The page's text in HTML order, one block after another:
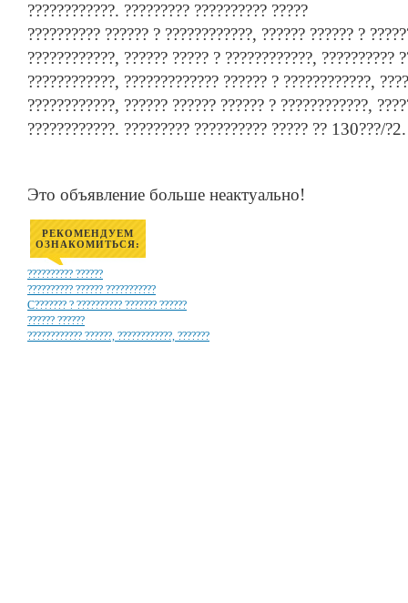
????????????. ????????? ?????????? ?????
?????????? ?????? ? ????????????, ?????? ?????? ?
????????????, ?????? ????? ? ????????????, ??????????
????????????, ????????????? ?????? ? ????????????,
????????????, ?????? ?????? ?????? ? ????????????,
????????????. ????????? ?????????? ????? ??
Это объявление больше неактуально!
РЕКОМЕНДУЕМ
ОЗНАКОМИТЬСЯ:
?????????? ??????
?????????? ?????? ???????????
C??????? ? ?????????? ??????? ??????
?????? ??????
???????????? ??????, ????????????, ???????